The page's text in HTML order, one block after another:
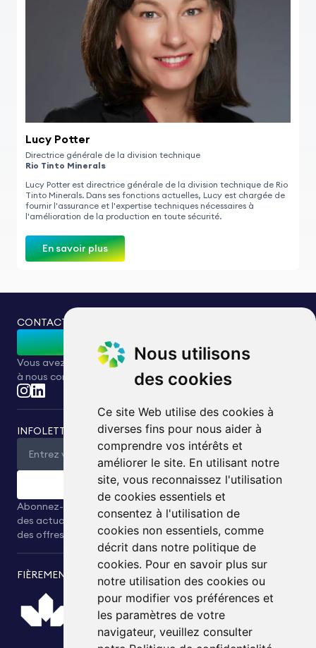
Nous utilisons
des cookies
Ce site Web utilise des cookies à
diverses fins pour nous aider à
comprendre vos intérêts et
améliorer le site. En utilisant notre
site, vous reconnaissez l'utilisation
de cookies essentiels et
consentez à l'utilisation de
cookies non essentiels, comme
décrit dans notre politique de
cookies. Pour en savoir plus sur
notre utilisation des cookies ou
pour modifier vos préférences et
les paramètres de votre
navigateur, veuillez consulter
Lucy Potter
Directrice générale de la division technique
Rio Tinto Minerals
Lucy Potter est directrice générale de la division technique de Rio
Tinto Minerals. Dans ses fonctions actuelles, Lucy est chargée de
fournir l'assurance et l'expertise techniques nécessaires à
l'amélioration de la production en toute sécurité.
En savoir plus
CONTACTEZ-NOUS
Contactez-nous
Vous avez des questions ou des demandes ? N'hésitez pas
à nous contacter.
INFOLETTRE
Soumettre
Abonnez-vous à notre infolettre pour recevoir en exclusivité
des actualités, des informations relatives à l’industrie et
des offres spéciales directement dans votre messagerie.
FIÈREMENT PRÉSENTÉ PAR